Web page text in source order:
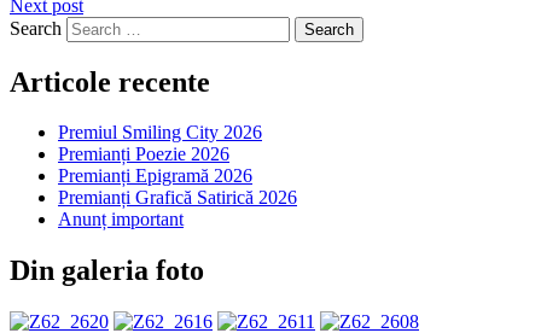
Next post
Search
Articole recente
Premiul Smiling City 2026
Premianți Poezie 2026
Premianți Epigramă 2026
Premianți Grafică Satirică 2026
Anunț important
Din galeria foto